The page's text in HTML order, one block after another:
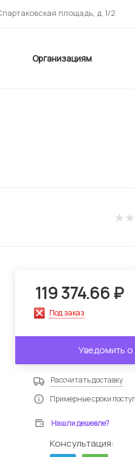
площадь, д. 1/2
Организациям
119 374.66₽
Под заказ
Уведомить
Рассчитать доставку
Примерные сроки
Нашли дешевле?
Консультация: